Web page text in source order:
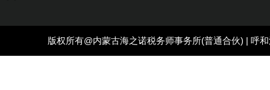
版权所有@内蒙古海之诺税务师事务所(普通合伙) | 呼